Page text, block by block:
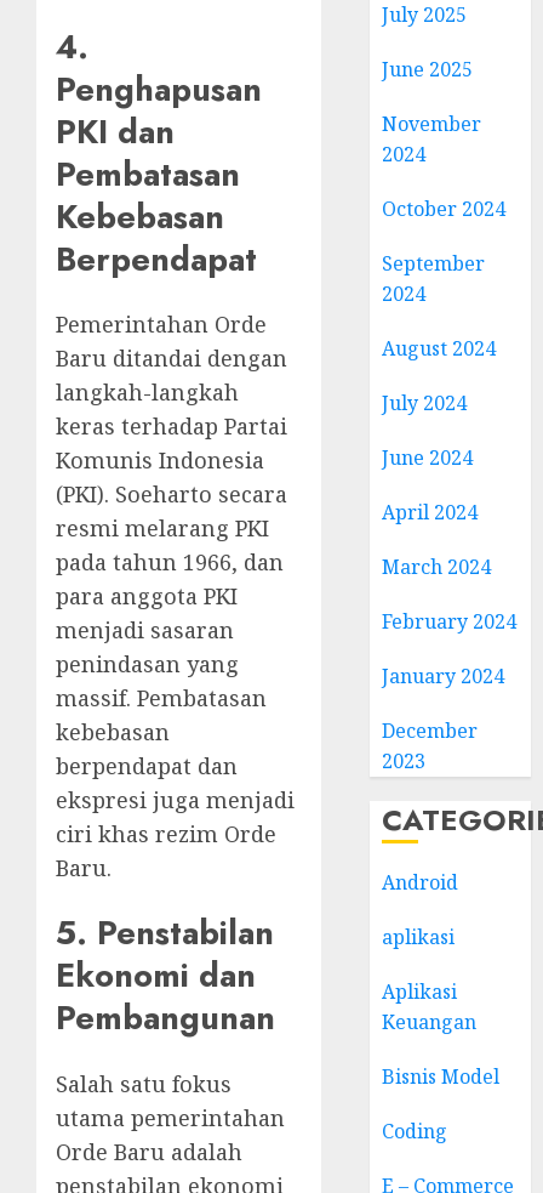
4.
Penghapusan
PKI dan
Pembatasan
Kebebasan
Berpendapat
Pemerintahan Orde
Baru ditandai dengan
langkah-langkah
keras terhadap Partai
Komunis Indonesia
(PKI). Soeharto secara
resmi melarang PKI
pada tahun 1966, dan
para anggota PKI
menjadi sasaran
penindasan yang
massif. Pembatasan
kebebasan
berpendapat dan
ekspresi juga menjadi
ciri khas rezim Orde
Baru.
5. Penstabilan
Ekonomi dan
Pembangunan
Salah satu fokus
utama pemerintahan
Orde Baru adalah
penstabilan ekonomi
July 2025
June 2025
November
2024
October 2024
September
2024
August 2024
July 2024
June 2024
April 2024
March 2024
February 2024
January 2024
December
2023
Android
aplikasi
Aplikasi
Keuangan
Bisnis Model
Coding
E – Commerce